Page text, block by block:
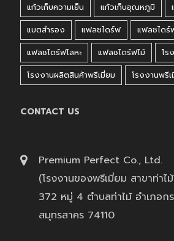
แก้วเก็บความเย็น
แก้วเก็บอุณหภูมิ
แบตสำรอง
แฟลชไดร์ฟ
แฟลชไดร์
แฟลชไดร์ฟโลหะ
แฟลชไดร์ฟไม้
โร
โรงงานผลิตสินค้าพรีเมี่ยม
โรงงานพรี
CONTACT US
Premium Perfect Co., Ltd.
(โรงงานของพรีเมี่ยม สาขาท่าไ
372 หมู่ 4 ตำบลท่าไม้ อำเภอก
สมุทรสาคร 74110